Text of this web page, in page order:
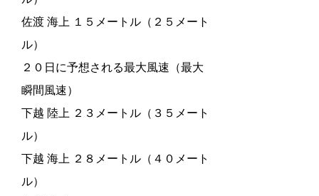
佐渡 海上 １５メートル（２５メート
ル）
２０日に予想される最大風速（最大
瞬間風速）
下越 陸上 ２３メートル（３５メート
ル）
下越 海上 ２８メートル（４０メート
ル）